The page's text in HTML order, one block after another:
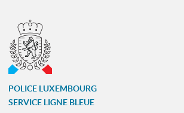
POLICE LUXEMBOURG
SERVICE LIGNE BLEUE